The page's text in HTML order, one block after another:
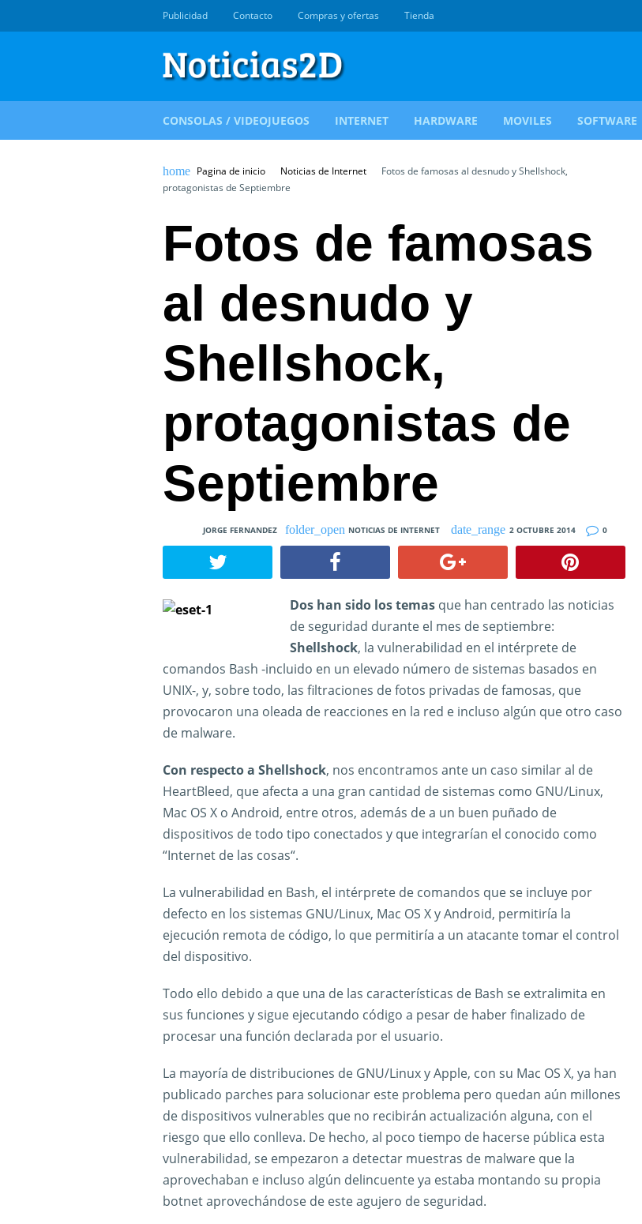
Publicidad Contacto Compras y ofertas Tienda
CONSOLAS / VIDEOJUEGOS INTERNET HARDWARE MOVILES SOFTWARE
Pagina de inicio Noticias de Internet
Fotos de famosas al desnudo y Shellshock,
protagonistas de Septiembre
Fotos de famosas
al desnudo y
Shellshock,
protagonistas de
Septiembre
JORGE FERNANDEZ NOTICIAS DE INTERNET 2 OCTUBRE 2014 0
Dos han sido los temasque han centrado las noticias
de seguridad durante el mes de septiembre:
Shellshock, la vulnerabilidad en el intérprete de
comandos Bash -incluido en un elevado número de sistemas basados en
UNIX-, y, sobre todo, las filtraciones de fotos privadas de famosas, que
provocaron una oleada de reacciones en la red e incluso algún que otro caso
de malware.
Con respecto a Shellshock, nos encontramos ante un caso similar al de
HeartBleed, que afecta a una gran cantidad de sistemas como GNU/Linux,
Mac OS X o Android, entre otros, además de a un buen puñado de
dispositivos de todo tipo conectados y que integrarían el conocido como
“Internet de las cosas“.
La vulnerabilidad en Bash, el intérprete de comandos que se incluye por
defecto en los sistemas GNU/Linux, Mac OS X y Android, permitiría la
ejecución remota de código, lo que permitiría a un atacante tomar el control
del dispositivo.
Todo ello debido a que una de las características de Bash se extralimita en
sus funciones y sigue ejecutando código a pesar de haber finalizado de
procesar una función declarada por el usuario.
La mayoría de distribuciones de GNU/Linux y Apple, con su Mac OS X, ya han
publicado parches para solucionar este problema pero quedan aún millones
de dispositivos vulnerables que no recibirán actualización alguna, con el
riesgo que ello conlleva. De hecho, al poco tiempo de hacerse pública esta
vulnerabilidad, se empezaron a detectar muestras de malware que la
aprovechaban e incluso algún delincuente ya estaba montando su propia
botnet aprovechándose de este agujero de seguridad.